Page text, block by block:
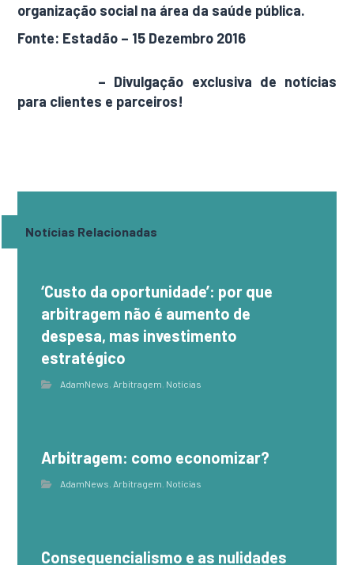
organização social na área da saúde pública.
Fonte: Estadão – 15 Dezembro 2016
– Divulgação exclusiva de notícias
para clientes e parceiros!
Notícias Relacionadas
‘Custo da oportunidade’: por que
arbitragem não é aumento de
despesa, mas investimento
estratégico
AdamNews, Arbitragem, Notícias
Arbitragem: como economizar?
AdamNews, Arbitragem, Notícias
Consequencialismo e as nulidades